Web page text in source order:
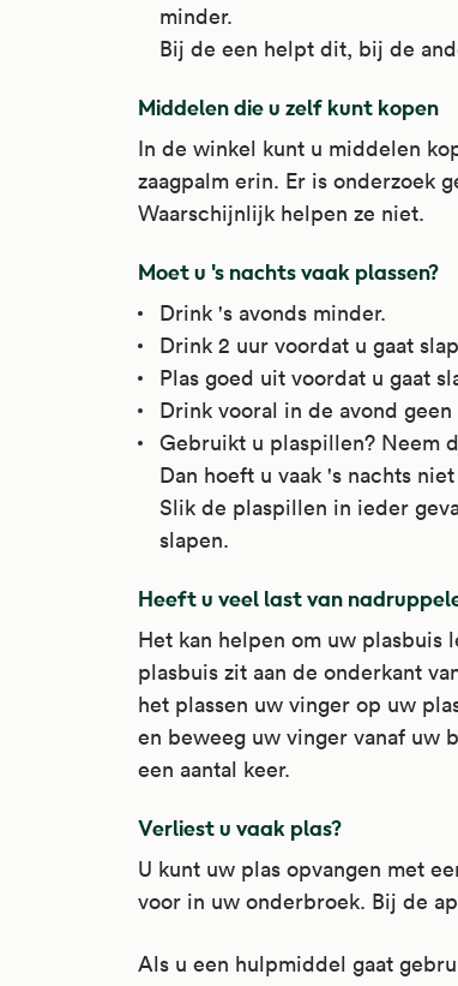
minder.
Bij de een helpt dit, bij de
Middelen die u zelf kunt kopen
In de winkel kunt u middelen
zaagpalm erin. Er is onderzoek
Waarschijnlijk helpen ze niet.
Moet u 's nachts vaak plassen?
Drink 's avonds minder.
Drink 2 uur voordat u gaat
Plas goed uit voordat u gaat
Drink vooral in de avond
Gebruikt u plaspillen? Neem
Dan hoeft u vaak 's nachts
Slik de plaspillen in ieder
slapen.
Heeft u veel last van
Het kan helpen om uw plasbuis
plasbuis zit aan de onderkant
het plassen uw vinger op uw
en beweeg uw vinger vanaf uw
een aantal keer.
Verliest u vaak plas?
U kunt uw plas opvangen met
voor in uw onderbroek. Bij de
Als u een hulpmiddel gaat